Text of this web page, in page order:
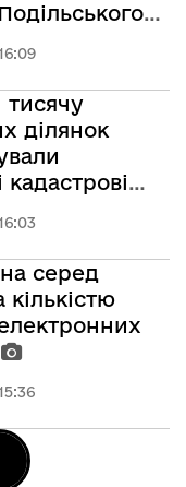
ділянок
серед
кількістю